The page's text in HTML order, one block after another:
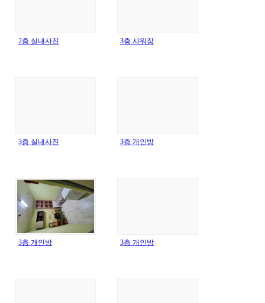
2층 실내사진 3층 샤워장
3층 실내사진 3층 개인방
3층 개인방 3층 개인방